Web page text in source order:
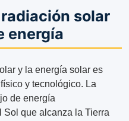
solar
energía
y la energía solar es
y tecnológico. La
de energía
que alcanza la Tierra